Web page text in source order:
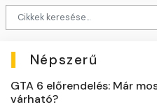
Népszerű
GTA 6 előrendelés: Már
várható?